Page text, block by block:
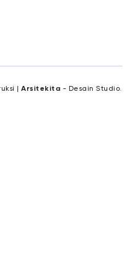
|Arsitekita - Desain Studio.